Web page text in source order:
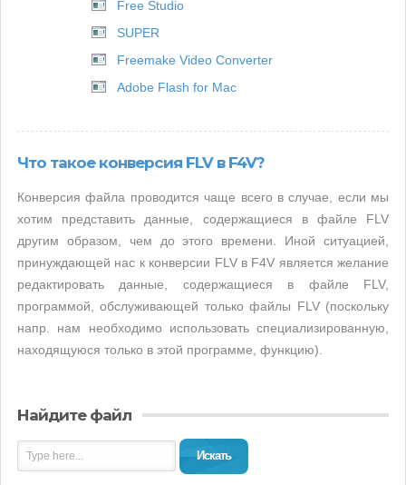
Free Studio
SUPER
Freemake Video Converter
Adobe Flash for Mac
Что такое конверсия FLV в F4V?
Конверсия файла проводится чаще всего в случае, если мы
хотим представить данные, содержащиеся в файле FLV
другим образом, чем до этого времени. Иной ситуацией,
принуждающей нас к конверсии FLV в F4V является желание
редактировать данные, содержащиеся в файле FLV,
программой, обслуживающей только файлы FLV (поскольку
напр. нам необходимо использовать специализированную,
находящуюся только в этой программе, функцию).
Найдите файл
Искать